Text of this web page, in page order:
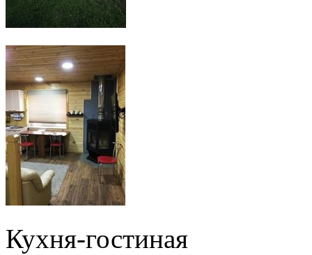
Кухня-гостиная